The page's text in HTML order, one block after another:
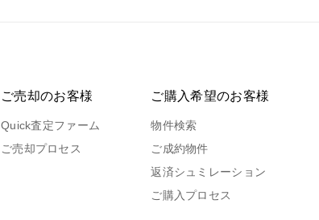
ご売却のお客様
Quick査定ファーム
ご売却プロセス
ご購入希望のお客様
物件検索
ご成約物件
返済シュミレーション
ご購入プロセス